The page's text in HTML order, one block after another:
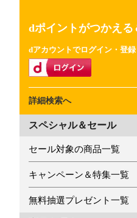
dポイントがつかえる
dアカウントでログイン・登録
詳細検索へ
スペシャル＆セール
セール対象の商品一覧
キャンペーン＆特集一覧
無料抽選プレゼント一覧